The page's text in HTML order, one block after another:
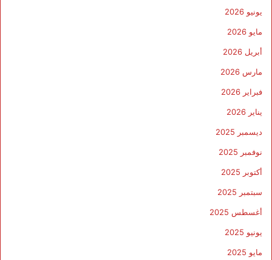
يونيو 2026
مايو 2026
أبريل 2026
مارس 2026
فبراير 2026
يناير 2026
ديسمبر 2025
نوفمبر 2025
أكتوبر 2025
سبتمبر 2025
أغسطس 2025
يونيو 2025
مايو 2025